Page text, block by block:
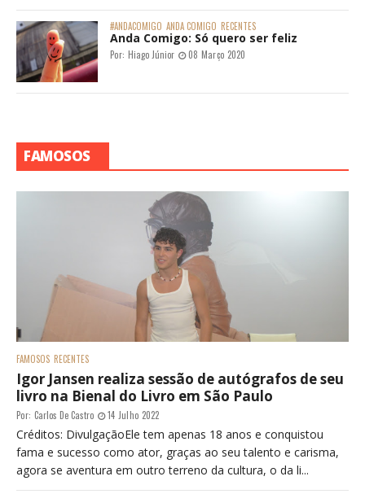
#ANDACOMIGO ANDA COMIGO RECENTES
Anda Comigo: Só quero ser feliz
Por: Hiago Júnior 08 Março 2020
FAMOSOS
FAMOSOS RECENTES
Igor Jansen realiza sessão de autógrafos de seu
livro na Bienal do Livro em São Paulo
Por: Carlos De Castro 14 Julho 2022
Créditos: DivulgaçãoEle tem apenas 18 anos e conquistou
fama e sucesso como ator, graças ao seu talento e carisma,
agora se aventura em outro terreno da cultura, o da li...